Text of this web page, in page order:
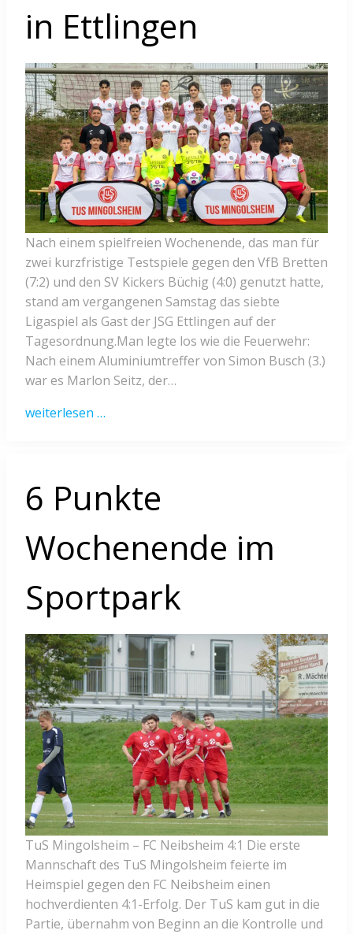
in Ettlingen
Nach einem spielfreien Wochenende, das man für
zwei kurzfristige Testspiele gegen den VfB Bretten
(7:2) und den SV Kickers Büchig (4:0) genutzt hatte,
stand am vergangenen Samstag das siebte
Ligaspiel als Gast der JSG Ettlingen auf der
Tagesordnung.Man legte los wie die Feuerwehr:
Nach einem Aluminiumtreffer von Simon Busch (3.)
war es Marlon Seitz, der…
weiterlesen …
6 Punkte
Wochenende im
Sportpark
TuS Mingolsheim – FC Neibsheim 4:1 Die erste
Mannschaft des TuS Mingolsheim feierte im
Heimspiel gegen den FC Neibsheim einen
hochverdienten 4:1-Erfolg. Der TuS kam gut in die
Partie, übernahm von Beginn an die Kontrolle und